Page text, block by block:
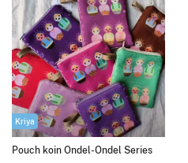
Kriya
Pouch koin Ondel-Ondel Series